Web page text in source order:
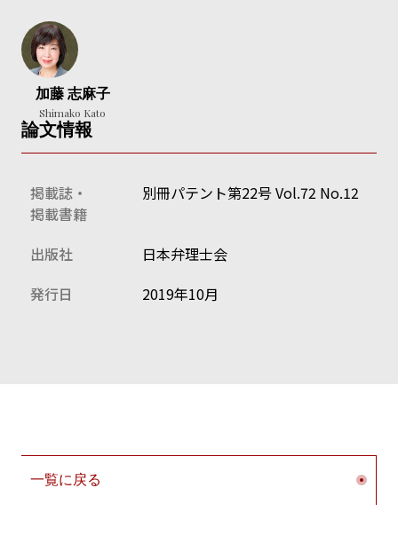
加藤 志麻子
Shimako Kato
論文情報
掲載誌・
掲載書籍
別冊パテント第22号 Vol.72 No.12
出版社
日本弁理士会
発行日
2019年10月
一覧に戻る